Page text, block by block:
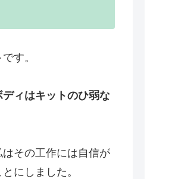
です。
ィはキットのひ弱な
その工作には自信が
にしました。